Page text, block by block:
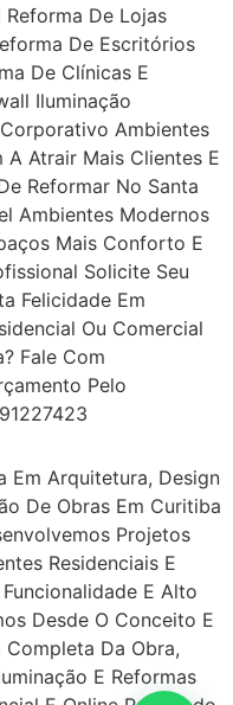
De Lojas
De Escritórios
De Clínicas E
Iluminação
Ambientes
Atrair Mais Clientes E
Reformar No Santa
Ambientes Modernos
Mais Conforto E
Solicite Seu
Felicidade Em
Ou Comercial
Fale Com
Pelo
Em Arquitetura, Design
De Obras Em Curitiba
Projetos
Residenciais E
E Alto
Desde O Conceito E
Da Obra,
E Reformas